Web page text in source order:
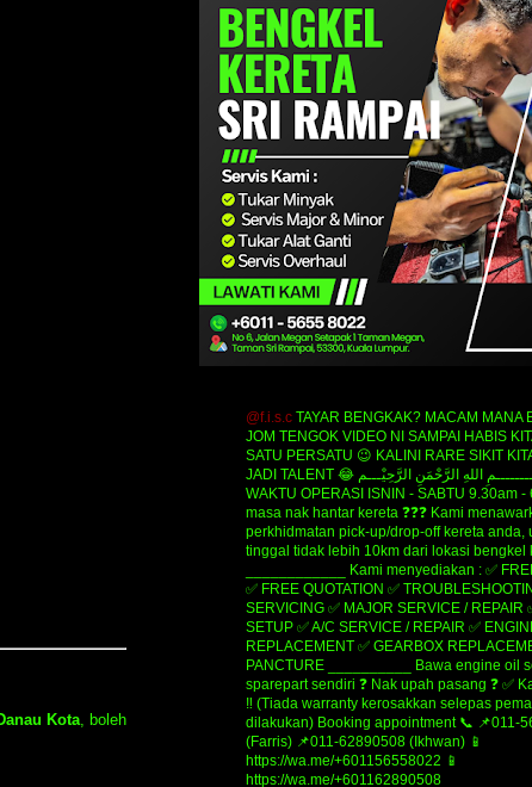
Kota , boleh
@f.i.s.c TAYAR BENGKAK? MACAM MANA
JOM TENGOK VIDEO NI SAMPAI HABIS
SATU PERSATU 😉 KALINI RARE SIKIT
JADI TALENT 😂 ‎‎‎ﺑِﺴْــــــــــــــــﻢِ ﺍﻟﻠﻪِ ﺍﻟﺮَّﺣْﻤَﻦِ ﺍﻟﺮَّﺣِﻴْـــﻢ
WAKTU OPERASI ISNIN - SABTU 9.30am
masa nak hantar kereta ❓❓❓ Kami
perkhidmatan pick-up/drop-off kereta anda,
tinggal tidak lebih 10km dari lokasi bengkel
____________ Kami menyediakan : ✅
✅ FREE QUOTATION ✅
SERVICING ✅ MAJOR SERVICE / REPAIR
SETUP ✅ A/C SERVICE / REPAIR ✅
REPLACEMENT ✅ GEARBOX
PANCTURE __________ Bawa engine oil
sparepart sendiri ❓ Nak upah pasang ❓ ✅
‼️ (Tiada warranty kerosakkan selepas
dilakukan) Booking appointment 📞 📌011-
(Farris) 📌011-62890508 (Ikhwan) 📱
https://wa.me/+601156558022 📱
https://wa.me/+601162890508